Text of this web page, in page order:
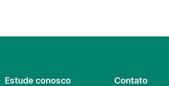
Estude conosco Contato